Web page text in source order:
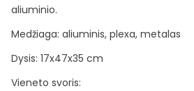
aliuminio.
Medžiaga: aliuminis, plexa, metalas
Dysis: 17x47x35 cm
Vieneto svoris: